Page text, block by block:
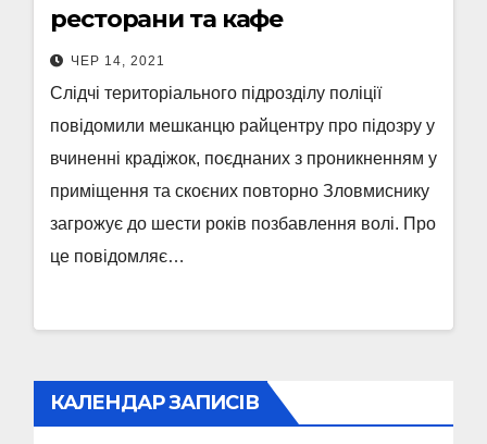
ресторани та кафе
ЧЕР 14, 2021
Слідчі територіального підрозділу поліції
повідомили мешканцю райцентру про підозру у
вчиненні крадіжок, поєднаних з проникненням у
приміщення та скоєних повторно Зловмиснику
загрожує до шести років позбавлення волі. Про
це повідомляє…
КАЛЕНДАР ЗАПИСІВ